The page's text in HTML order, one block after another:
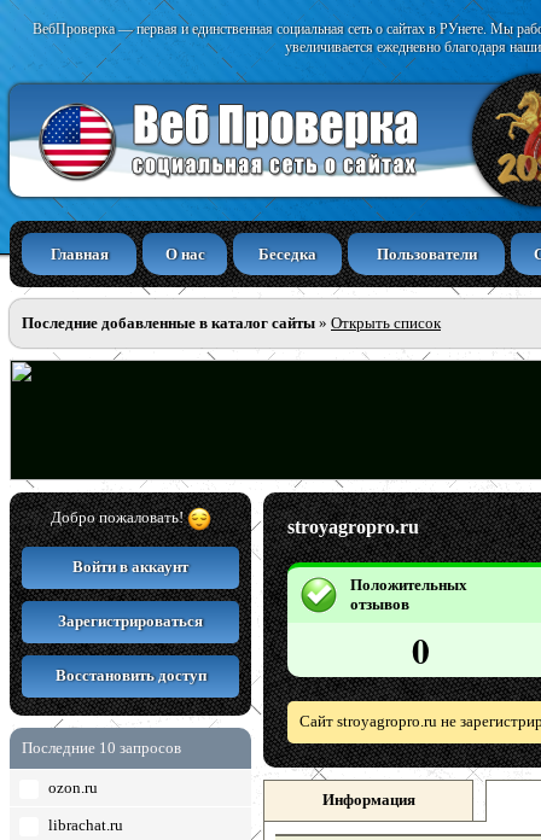
ВебПроверка — первая и единственная социальная сеть о сайтах в РУнете. Мы
увеличивается ежедневно благодаря
Главная О нас Беседка Пользователи
Последние добавленные в каталог сайты » Открыть список
Добро пожаловать!
Войти в аккаунт
Зарегистрироваться
Восстановить доступ
Последние 10 запросов
ozon.ru
librachat.ru
stroyagropro.ru
Положительных
отзывов
0
Сайт stroyagropro.ru не
Информация